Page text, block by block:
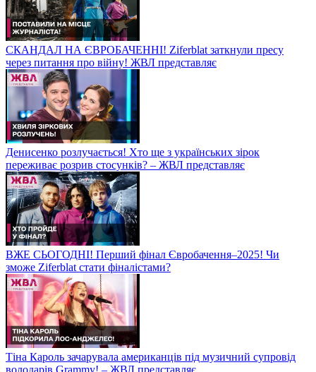
СКАНДАЛ НА ЄВРОБАЧЕННІ! Ziferblat заткнули пресу
через питання про війну! ЖВЛ представляє
Денисенко розлучається! Хто ще з українських зірок
переживає розрив стосунків? – ЖВЛ представляє
ВЖЕ СЬОГОДНІ! Перший фінал Євробачення–2025! Чи
зможе Ziferblat стати фіналістами?
Тіна Кароль зачарувала американців під музичний супровід
володарів Grammy! – ЖВЛ представляє